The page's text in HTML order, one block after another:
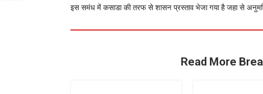
इस समंध में कसाडा की तरफ से शासन प्रस्ताव भेजा गया है जहा से
Read More